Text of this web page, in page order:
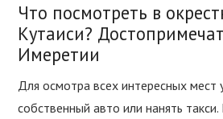
Что посмотреть в
Кутаиси?
Имеретии
Для осмотра всех интересных мест
собственный авто или нанять